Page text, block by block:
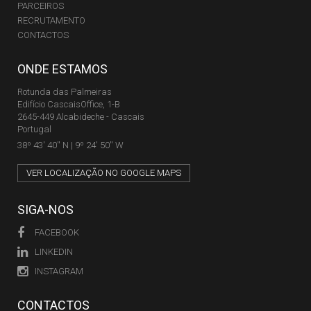
PARCEIROS
RECRUTAMENTO
CONTACTOS
ONDE ESTAMOS
Rotunda das Palmeiras
Edifício CascaisOffice, 1-B
2645-449 Alcabideche - Cascais
Portugal
38º 43' 40'' N | 9º 24' 50'' W
VER LOCALIZAÇÃO NO GOOGLE MAPS
SIGA-NOS
FACEBOOK
LINKEDIN
INSTAGRAM
CONTACTOS